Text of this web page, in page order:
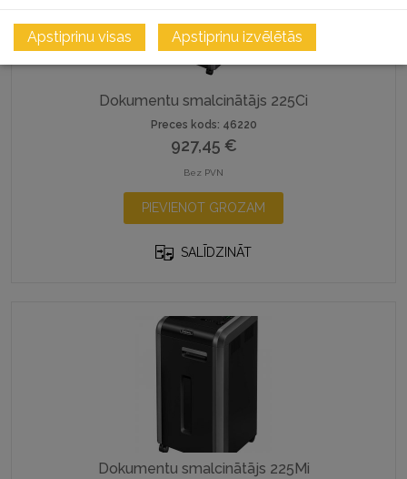
Dokumentu smalcinātājs 225Ci
Preces kods: 46220
927,45 €
Bez PVN
PIEVIENOT GROZAM
SALĪDZINĀT
Dokumentu smalcinātājs 225Mi
Apstiprinu visas Apstiprinu izvēlētās